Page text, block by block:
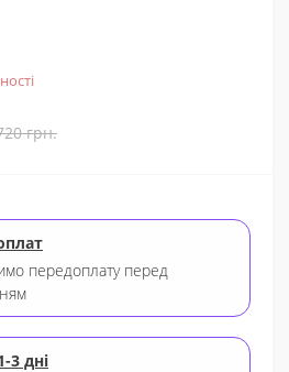
грн.
передоплату перед
3 дні